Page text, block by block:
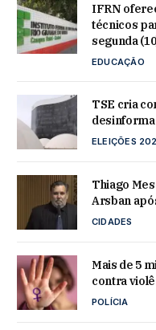
IFRN
técnicos
segunda
EDUCAÇÃO
TSE cria
ELEIÇÕES
Thiago
Arsban
CIDADES
Mais de 5
contra
POLÍCIA